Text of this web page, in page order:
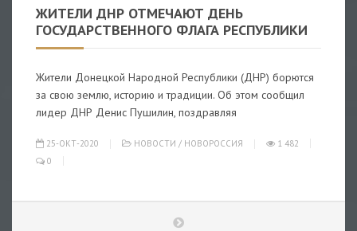
ЖИТЕЛИ ДНР ОТМЕЧАЮТ ДЕНЬ
ГОСУДАРСТВЕННОГО ФЛАГА РЕСПУБЛИКИ
Жители Донецкой Народной Республики (ДНР) борются
за свою землю, историю и традиции. Об этом сообщил
лидер ДНР Денис Пушилин, поздравляя
25-ОКТ-2020 НОВОСТИ / НОВОРОССИЯ
1 482
0